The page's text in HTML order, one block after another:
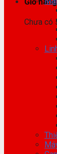
Chưa có